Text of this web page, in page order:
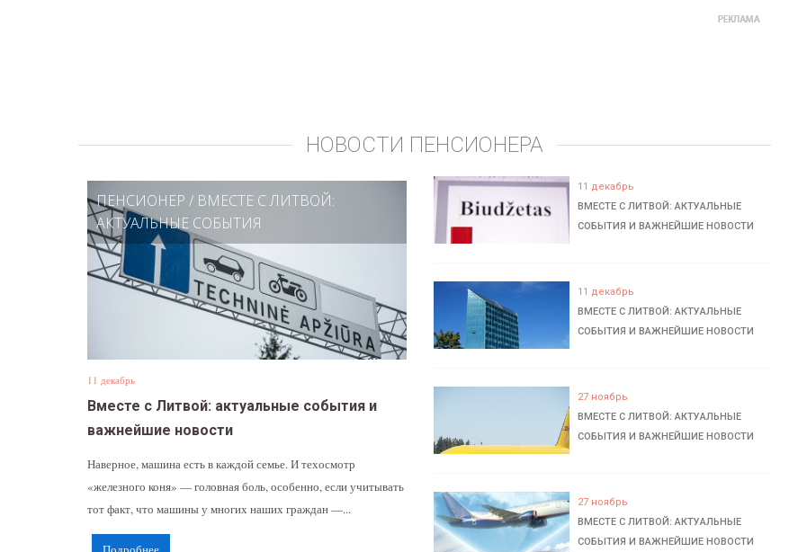
НОВОСТИ ПЕНСИОНЕРА
ПЕНСИОНЕР / ВМЕСТЕ С ЛИТВОЙ:
АКТУАЛЬНЫЕ СОБЫТИЯ
11 декабрь
Вместе с Литвой: актуальные события и
важнейшие новости
Наверное, машина есть в каждой семье. И техосмотр
«железного коня» — головная боль, особенно, если учитывать
тот факт, что машины у многих наших граждан —...
11 декабрь
ВМЕСТЕ С ЛИТВОЙ: АКТУАЛЬНЫЕ
СОБЫТИЯ И ВАЖНЕЙШИЕ НОВОСТИ
11 декабрь
ВМЕСТЕ С ЛИТВОЙ: АКТУАЛЬНЫЕ
СОБЫТИЯ И ВАЖНЕЙШИЕ НОВОСТИ
27 ноябрь
ВМЕСТЕ С ЛИТВОЙ: АКТУАЛЬНЫЕ
СОБЫТИЯ И ВАЖНЕЙШИЕ НОВОСТИ
27 ноябрь
ВМЕСТЕ С ЛИТВОЙ: АКТУАЛЬНЫЕ
СОБЫТИЯ И ВАЖНЕЙШИЕ НОВОСТИ